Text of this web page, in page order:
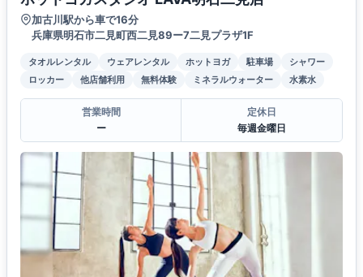
加古川駅から車で16分
兵庫県明石市二見町西二見89ー7二見プラザ1F
タオルレンタル ウェアレンタル ホットヨガ 駐車場
シャワー
ロッカー
他店舗利用 無料体験 ミネラルウォーター 水素水
営業時間
ー
定休日
毎週金曜日